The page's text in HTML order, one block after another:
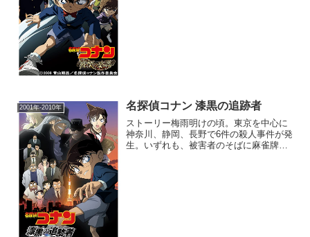
2001年-2010年 名探偵コナン 漆黒の追跡者
ストーリー梅雨明けの頃。東京を中心に
神奈川、静岡、長野で6件の殺人事件が発
生。いずれも、被害者のそばに麻雀牌が